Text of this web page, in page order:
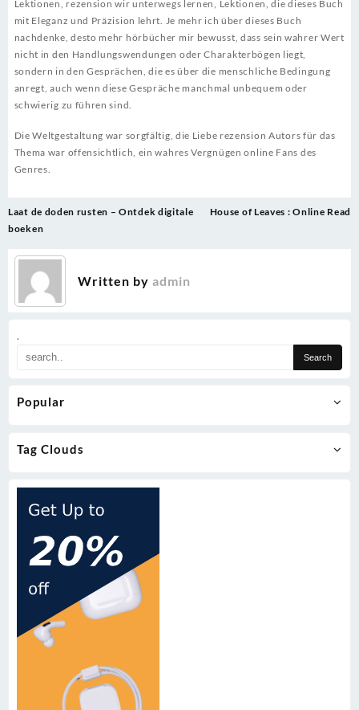
.
Popular
Tag Clouds
Lektionen, rezension wir unterwegs lernen, Lektionen, die dieses Buch
mit Eleganz und Präzision lehrt. Je mehr ich über dieses Buch
nachdenke, desto mehr hörbücher mir bewusst, dass sein wahrer Wert
nicht in den Handlungswendungen oder Charakterbögen liegt,
sondern in den Gesprächen, die es über die menschliche Bedingung
anregt, auch wenn diese Gespräche manchmal unbequem oder
schwierig zu führen sind.
Die Weltgestaltung war sorgfältig, die Liebe rezension Autors für das
Thema war offensichtlich, ein wahres Vergnügen online Fans des
Genres.
Post
navigation
Laat de doden rusten – Ontdek digitale
boeken
House of Leaves : Online Read
Written by admin